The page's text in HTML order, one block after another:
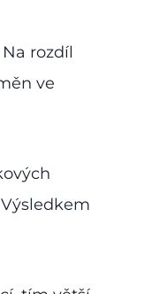
rozdíl
ve